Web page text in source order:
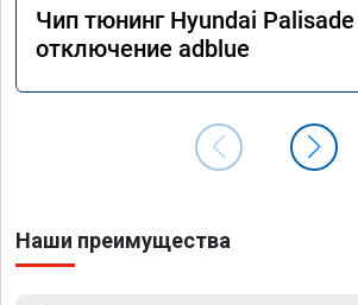
Чип тюнинг Hyundai
отключение adblue
Наши преимущества